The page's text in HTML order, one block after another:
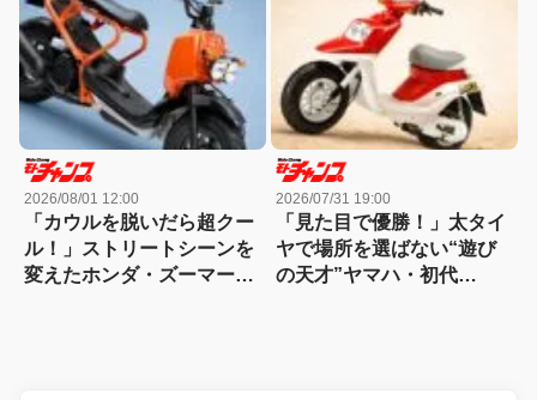
2026/08/01 12:00
「カウルを脱いだら超クー
ル！」ストリートシーンを
変えたホンダ・ズーマー
2026/07/31 19:00
「見た目で優勝！」太タイ
ヤで場所を選ばない“遊び
の天才”ヤマハ・初代